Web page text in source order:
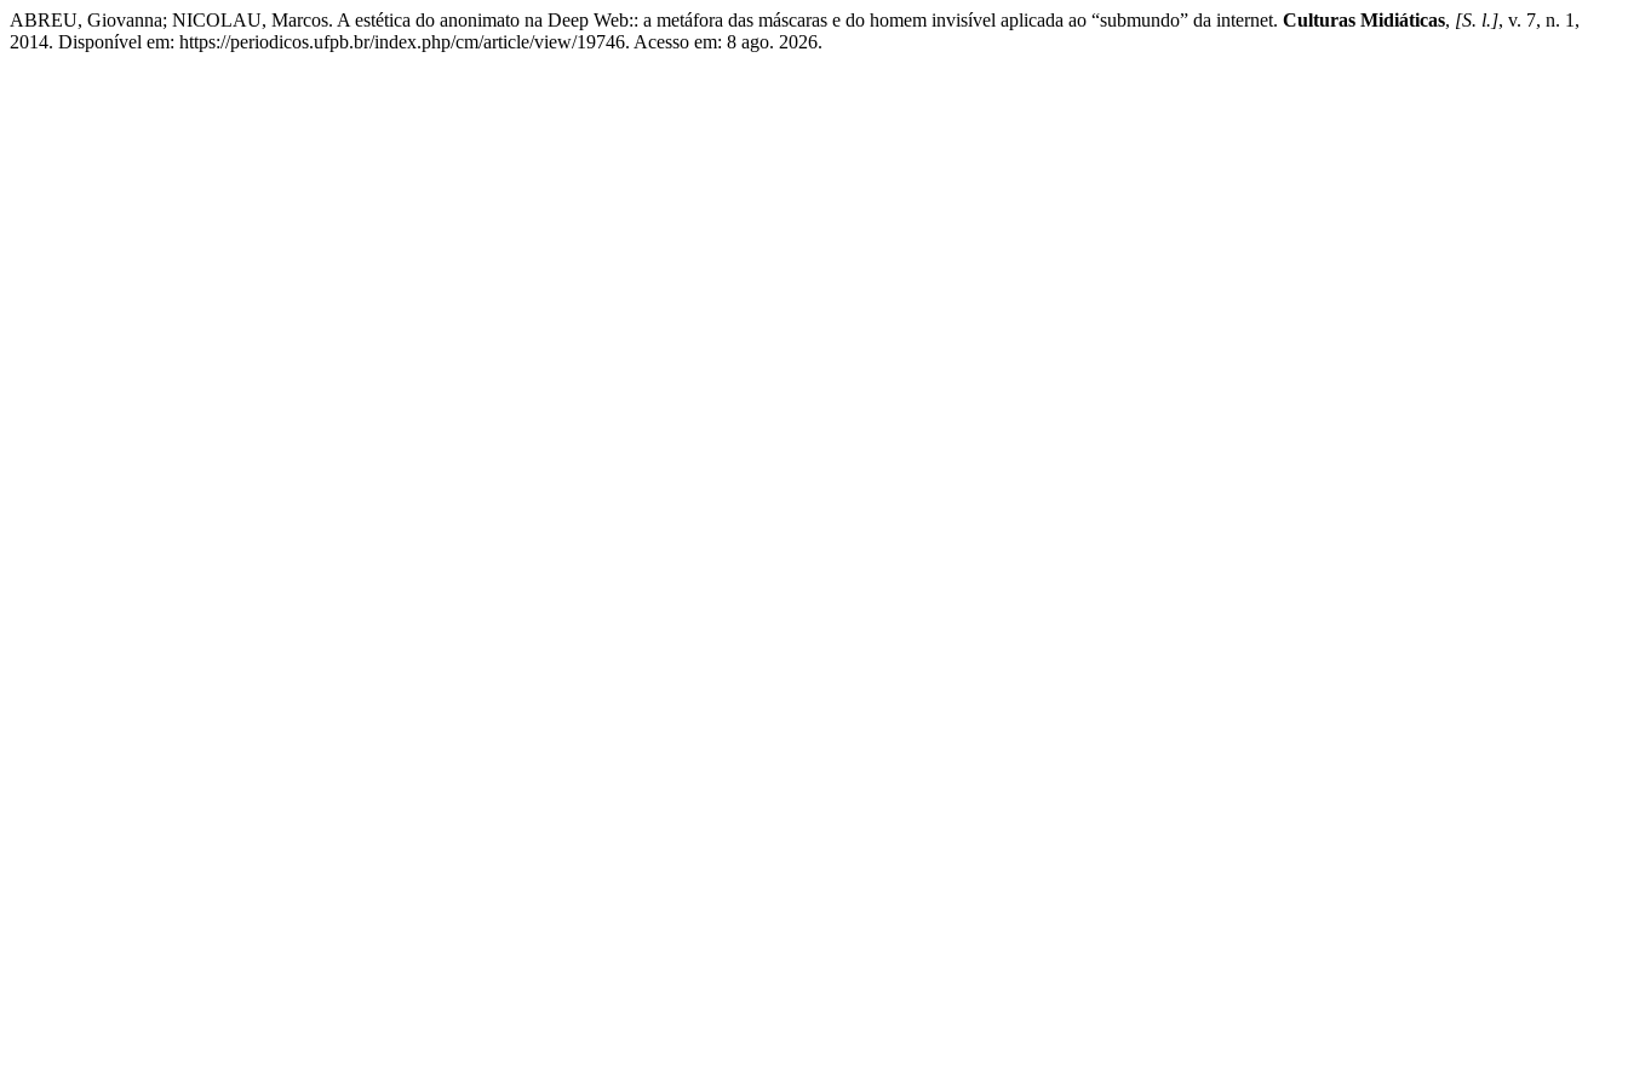
ABREU, Giovanna; NICOLAU, Marcos. A estética do anonimato na Deep Web:: a metáfora das máscaras e do homem invisível aplicada ao “submundo” da internet. Culturas Midiáticas, [S. l.], v. 7, n. 1,
2014. Disponível em: https://periodicos.ufpb.br/index.php/cm/article/view/19746. Acesso em: 8 ago. 2026.